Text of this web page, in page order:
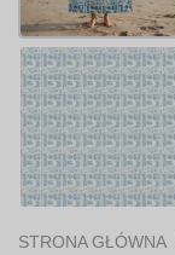
STRONA GŁÓWNA